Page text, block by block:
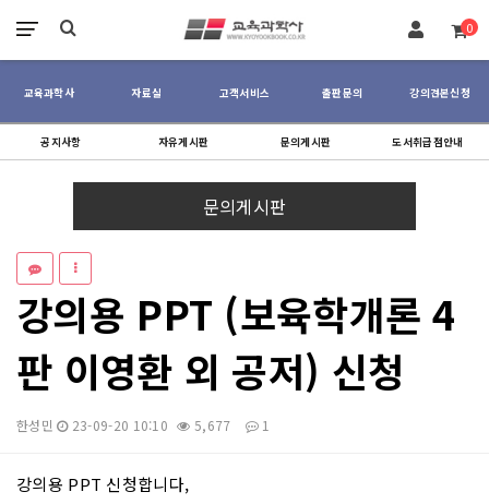
0
교육과학사 자료실 고객서비스 출판문의 강의견본신청
공지사항 자유게시판 문의게시판 도서취급점안내
문의게시판
강의용 PPT (보육학개론 4
판 이영환 외 공저) 신청
한성민 23-09-20 10:10 5,677 1
본문
강의용 PPT 신청합니다,